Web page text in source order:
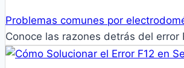
Problemas comunes por
Conoce las razones detrás del